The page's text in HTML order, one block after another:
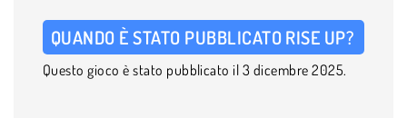
QUANDO È STATO PUBBLICATO RISE UP?
Questo gioco è stato pubblicato il 3 dicembre 2025.